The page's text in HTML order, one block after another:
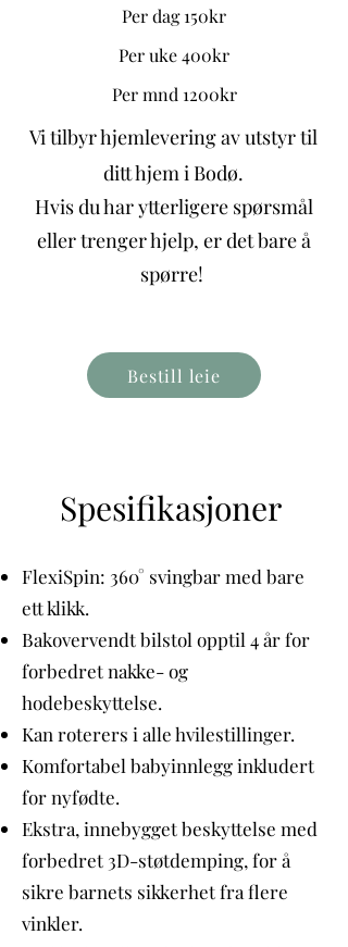
Per dag 150kr
Per uke 400kr
Per mnd 1200kr
Vi tilbyr hjemlevering av utstyr til
ditt hjem i Bodø.
Hvis du har ytterligere spørsmål
eller trenger hjelp, er det bare å
spørre!
Bestill leie
Spesifikasjoner
FlexiSpin: 360° svingbar med bare
ett klikk.
Bakovervendt bilstol opptil 4 år for
forbedret nakke- og
hodebeskyttelse.
Kan roterers i alle hvilestillinger.
Komfortabel babyinnlegg inkludert
for nyfødte.
Ekstra, innebygget beskyttelse med
forbedret 3D-støtdemping, for å
sikre barnets sikkerhet fra flere
vinkler.